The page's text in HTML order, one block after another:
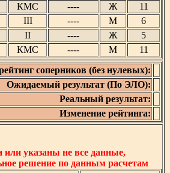
КМС ---- Ж
11
III ---- М
6
II ---- Ж
5
КМС ---- М
11
соперников (без нулевых):
Ожидаемый результат (По ЭЛО):
Реальный результат:
Изменение рейтинга:
указаны не все данные,
решение по данным расчетам